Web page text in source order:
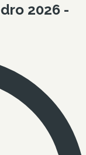
2026 -